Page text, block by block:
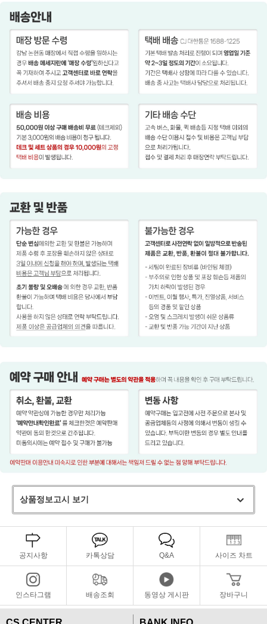
상품정보고시 보기
공지사항 카톡상담 Q&A 사이즈 차트
인스타그램 배송조회 동영상 게시판 장바구니